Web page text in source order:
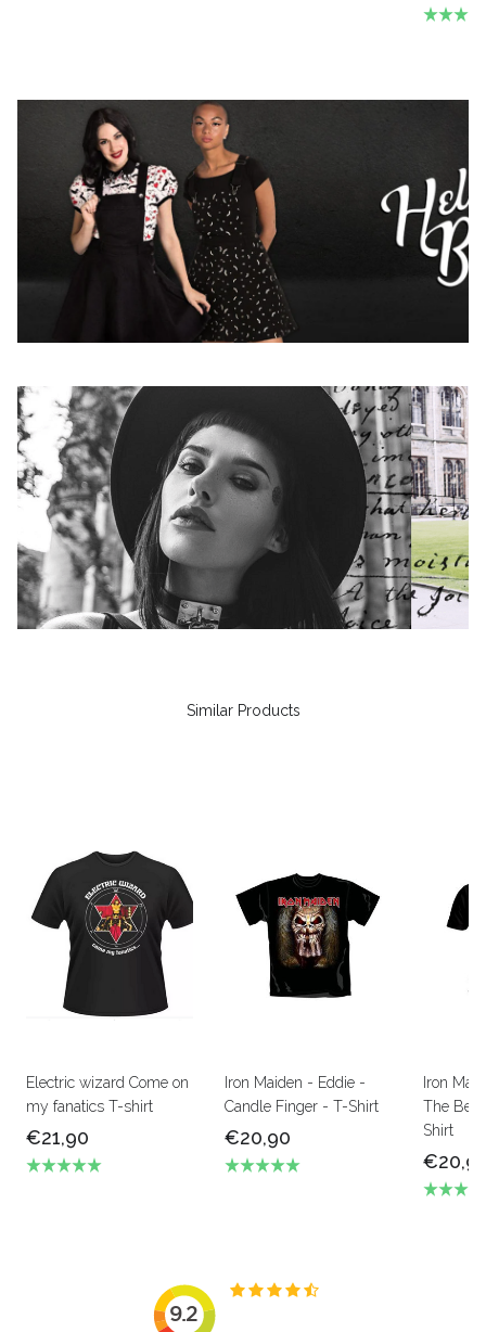
Similar Products
Electric wizard Come on
my fanatics T-shirt
€21,90
Iron Maiden - Eddie -
Candle Finger - T-Shirt
€20,90
Iron
The
Shirt